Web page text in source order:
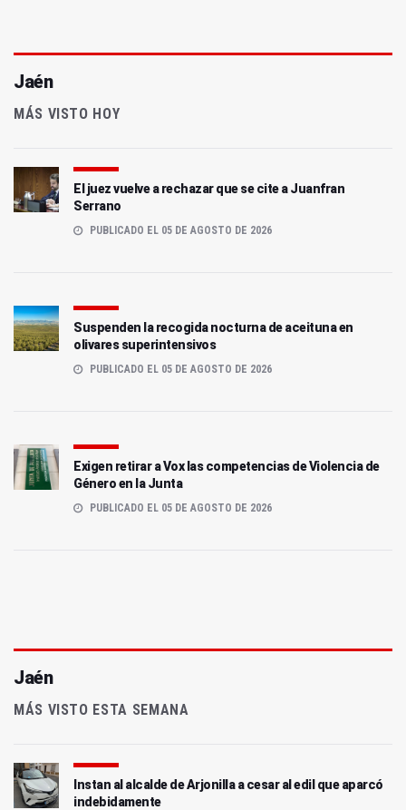
Jaén
MÁS VISTO HOY
El juez vuelve a rechazar que se cite a Juanfran
Serrano
PUBLICADO EL 05 DE AGOSTO DE 2026
Suspenden la recogida nocturna de aceituna en
olivares superintensivos
PUBLICADO EL 05 DE AGOSTO DE 2026
Exigen retirar a Vox las competencias de Violencia de
Género en la Junta
PUBLICADO EL 05 DE AGOSTO DE 2026
Jaén
MÁS VISTO ESTA SEMANA
Instan al alcalde de Arjonilla a cesar al edil que aparcó
indebidamente